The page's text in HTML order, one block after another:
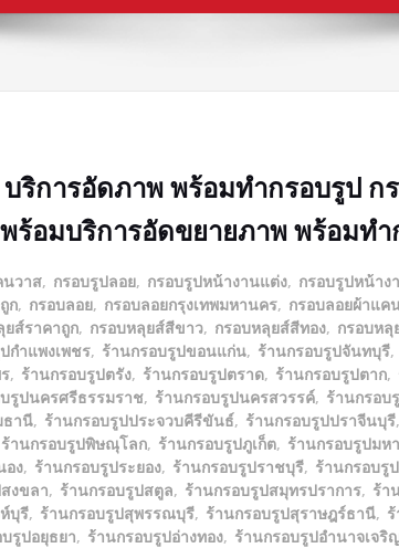
ริการอัดภาพ พร้อมทำกรอบรูป
อมบริการอัดขยายภาพ พร้อมทำ
นวาส, กรอบรูปลอย, กรอบรูปหน้างานแต่ง, กรอบรูปหน้าง
ก, กรอบลอย, กรอบลอยกรุงเทพมหานคร, กรอบลอยผ้าแค
ยส์ราคาถูก, กรอบหลุยส์สีขาว, กรอบหลุยส์สีทอง, กรอบหลุ
กำแพงเพชร, ร้านกรอบรูปขอนแก่น, ร้านกรอบรูปจันทบุรี,
, ร้านกรอบรูปตรัง, ร้านกรอบรูปตราด, ร้านกรอบรูปตาก,
รูปนครศรีธรรมราช, ร้านกรอบรูปนครสวรรค์, ร้านกรอบ
ธานี, ร้านกรอบรูปประจวบคีรีขันธ์, ร้านกรอบรูปปราจีนบุรี,
ร้านกรอบรูปพิษณุโลก, ร้านกรอบรูปภูเก็ต, ร้านกรอบรูปมห
อง, ร้านกรอบรูประยอง, ร้านกรอบรูปราชบุรี, ร้านกรอบรู
งขลา, ร้านกรอบรูปสตูล, ร้านกรอบรูปสมุทรปราการ, ร้า
บุรี, ร้านกรอบรูปสุพรรณบุรี, ร้านกรอบรูปสุราษฎร์ธานี,
รูปอยุธยา, ร้านกรอบรูปอ่างทอง, ร้านกรอบรูปอำนาจเจริ